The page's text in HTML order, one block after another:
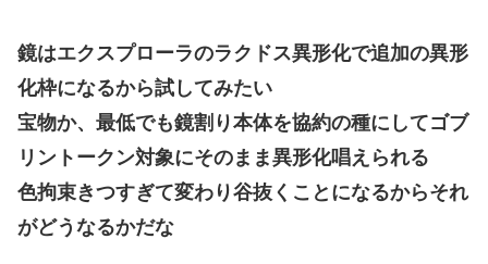
鏡はエクスプローラのラクドス異形化で追加の異形
化枠になるから試してみたい
宝物か、最低でも鏡割り本体を協約の種にしてゴブ
リントークン対象にそのまま異形化唱えられる
色拘束きつすぎて変わり谷抜くことになるからそれ
がどうなるかだな